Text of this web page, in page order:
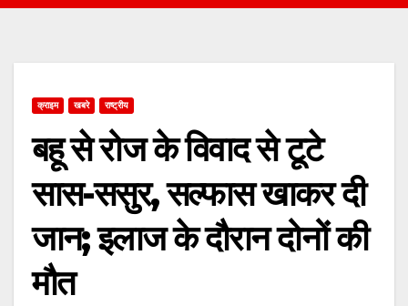
क्राइम खबरे राष्ट्रीय
बहू से रोज के विवाद से टूटे
सास-ससुर, सल्फास खाकर दी
जान; इलाज के दौरान दोनों की
मौत